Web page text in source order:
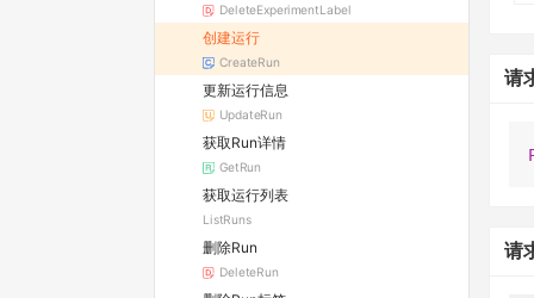
DeleteExperimentLabel
创建运行
CreateRun
更新运行信息
UpdateRun
获取Run详情
GetRun
获取运行列表
ListRuns
删除Run
DeleteRun
请
请